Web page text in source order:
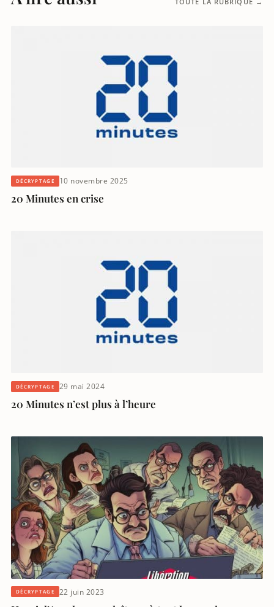
DÉCRYPTAGE 10 novembre 2025
20 Minutes en crise
DÉCRYPTAGE 29 mai 2024
20 Minutes n’est plus à l’heure
DÉCRYPTAGE 22 juin 2023